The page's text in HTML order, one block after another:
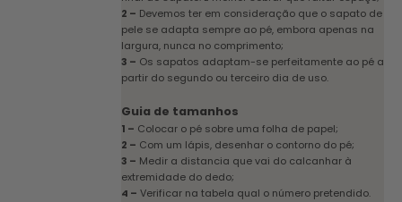
2 – Devemos ter em consideração que o sapato de
pele se adapta sempre ao pé, embora apenas na
largura, nunca no comprimento;
3 – Os sapatos adaptam-se perfeitamente ao pé a
partir do segundo ou terceiro dia de uso.
Guia de tamanhos
1 – Colocar o pé sobre uma folha de papel;
2 – Com um lápis, desenhar o contorno do pé;
3 – Medir a distancia que vai do calcanhar à
extremidade do dedo;
4 – Verificar na tabela qual o número pretendido.